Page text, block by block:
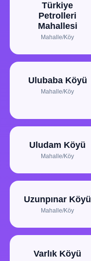
Türkiye
Petrolleri
Mahallesi
Mahalle/Köy
Ulubaba Köyü
Mahalle/Köy
Uludam Köyü
Mahalle/Köy
Uzunpınar Köyü
Mahalle/Köy
Varlık Köyü